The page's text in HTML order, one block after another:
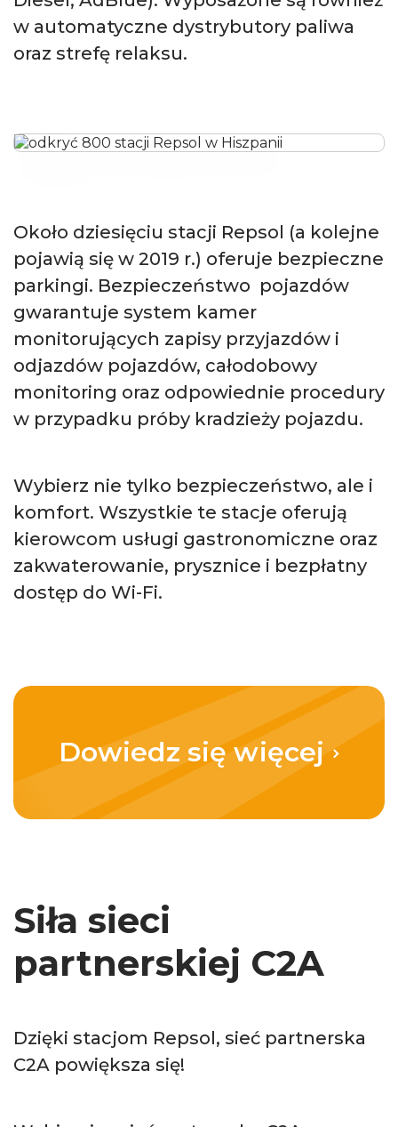
w automatyczne dystrybutory paliwa
oraz strefę relaksu.
Około dziesięciu stacji Repsol (a kolejne
pojawią się w 2019 r.) oferuje bezpieczne
parkingi. Bezpieczeństwo pojazdów
gwarantuje system kamer
monitorujących zapisy przyjazdów i
odjazdów pojazdów, całodobowy
monitoring oraz odpowiednie procedury
w przypadku próby kradzieży pojazdu.
Wybierz nie tylko bezpieczeństwo, ale i
komfort. Wszystkie te stacje oferują
kierowcom usługi gastronomiczne oraz
zakwaterowanie, prysznice i bezpłatny
dostęp do Wi-Fi.
Dowiedz się więcej
Siła sieci
partnerskiej C2A
Dzięki stacjom Repsol, sieć partnerska
C2A powiększa się!